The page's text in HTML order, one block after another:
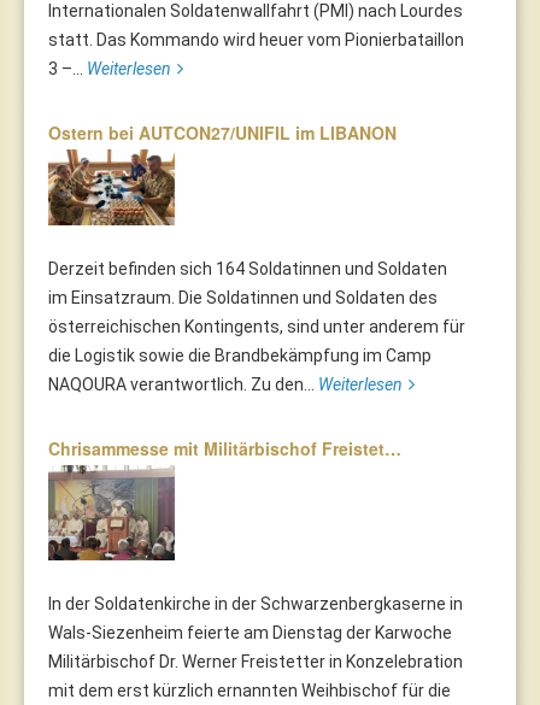
Internationalen Soldatenwallfahrt (PMI) nach Lourdes
statt. Das Kommando wird heuer vom Pionierbataillon
3 –... Weiterlesen
Ostern bei AUTCON27/UNIFIL im LIBANON
Derzeit befinden sich 164 Soldatinnen und Soldaten
im Einsatzraum. Die Soldatinnen und Soldaten des
österreichischen Kontingents, sind unter anderem für
die Logistik sowie die Brandbekämpfung im Camp
NAQOURA verantwortlich. Zu den... Weiterlesen
Chrisammesse mit Militärbischof Freistet…
In der Soldatenkirche in der Schwarzenbergkaserne in
Wals-Siezenheim feierte am Dienstag der Karwoche
Militärbischof Dr. Werner Freistetter in Konzelebration
mit dem erst kürzlich ernannten Weihbischof für die